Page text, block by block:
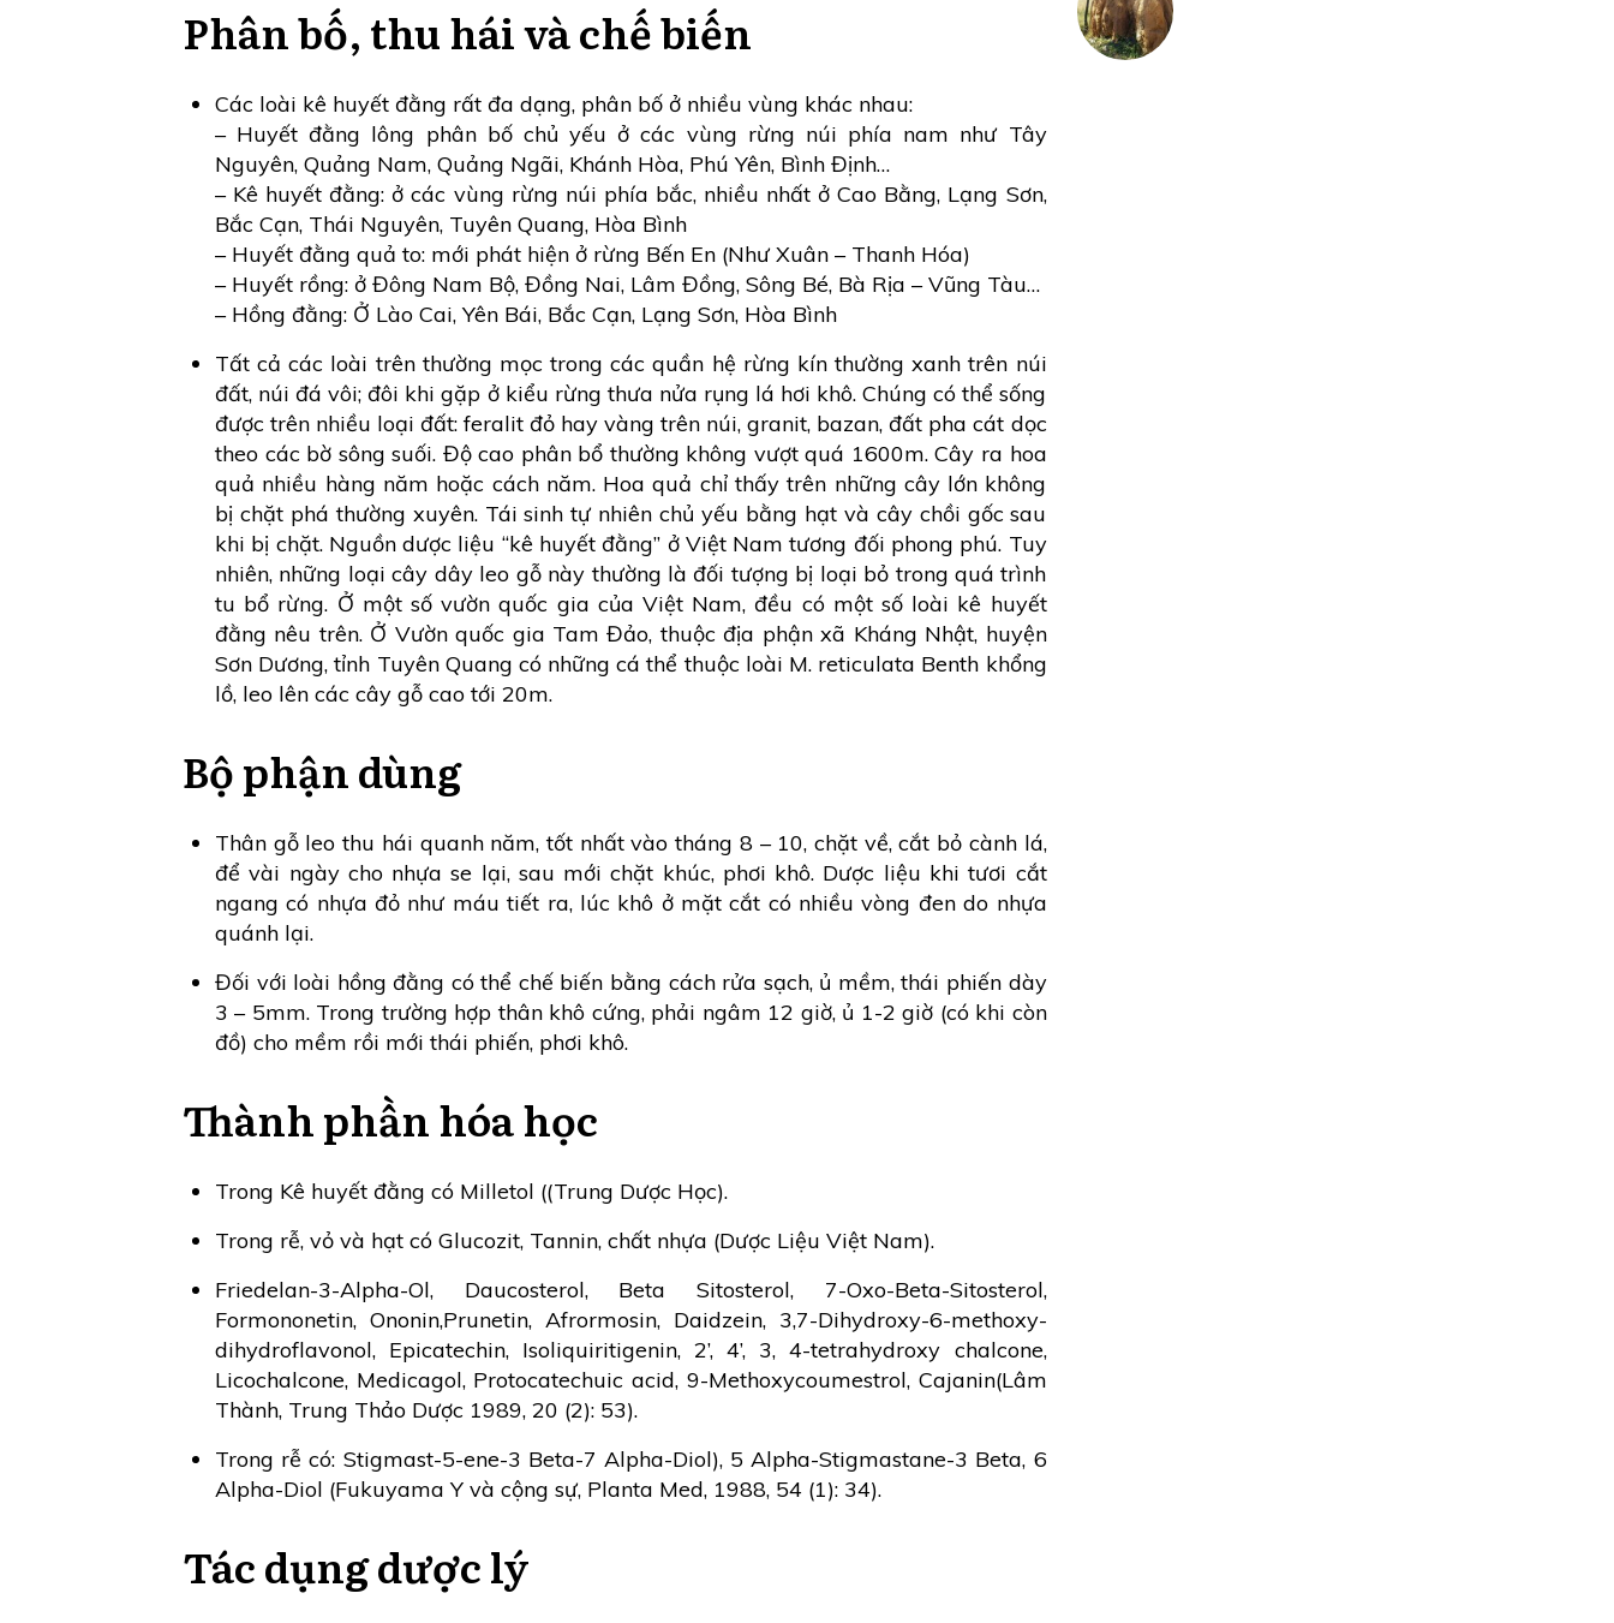
Phân bố, thu hái và chế biến
Các loài kê huyết đằng rất đa dạng, phân bố ở nhiều vùng khác nhau:
– Huyết đằng lông phân bố chủ yếu ở các vùng rừng núi phía nam như Tây
Nguyên, Quảng Nam, Quảng Ngãi, Khánh Hòa, Phú Yên, Bình Định…
– Kê huyết đằng: ở các vùng rừng núi phía bắc, nhiều nhất ở Cao Bằng, Lạng Sơn,
Bắc Cạn, Thái Nguyên, Tuyên Quang, Hòa Bình
– Huyết đằng quả to: mới phát hiện ở rừng Bến En (Như Xuân – Thanh Hóa)
– Huyết rồng: ở Đông Nam Bộ, Đồng Nai, Lâm Đồng, Sông Bé, Bà Rịa – Vũng Tàu…
– Hồng đằng: Ở Lào Cai, Yên Bái, Bắc Cạn, Lạng Sơn, Hòa Bình
Tất cả các loài trên thường mọc trong các quần hệ rừng kín thường xanh trên núi
đất, núi đá vôi; đôi khi gặp ở kiểu rừng thưa nửa rụng lá hơi khô. Chúng có thể sống
được trên nhiều loại đất: feralit đỏ hay vàng trên núi, granit, bazan, đất pha cát dọc
theo các bờ sông suối. Độ cao phân bổ thường không vượt quá 1600m. Cây ra hoa
quả nhiều hàng năm hoặc cách năm. Hoa quả chỉ thấy trên những cây lớn không
bị chặt phá thường xuyên. Tái sinh tự nhiên chủ yếu bằng hạt và cây chồi gốc sau
khi bị chặt. Nguồn dược liệu “kê huyết đằng” ở Việt Nam tương đối phong phú. Tuy
nhiên, những loại cây dây leo gỗ này thường là đối tượng bị loại bỏ trong quá trình
tu bổ rừng. Ở một số vườn quốc gia của Việt Nam, đều có một số loài kê huyết
đằng nêu trên. Ở Vườn quốc gia Tam Đảo, thuộc địa phận xã Kháng Nhật, huyện
Sơn Dương, tỉnh Tuyên Quang có những cá thể thuộc loài M. reticulata Benth khổng
lồ, leo lên các cây gỗ cao tới 20m.
Bộ phận dùng
Thân gỗ leo thu hái quanh năm, tốt nhất vào tháng 8 – 10, chặt về, cắt bỏ cành lá,
để vài ngày cho nhựa se lại, sau mới chặt khúc, phơi khô. Dược liệu khi tươi cắt
ngang có nhựa đỏ như máu tiết ra, lúc khô ở mặt cắt có nhiều vòng đen do nhựa
quánh lại.
Đối với loài hồng đằng có thể chế biến bằng cách rửa sạch, ủ mềm, thái phiến dày
3 – 5mm. Trong trường hợp thân khô cứng, phải ngâm 12 giờ, ủ 1-2 giờ (có khi còn
đồ) cho mềm rồi mới thái phiến, phơi khô.
Thành phần hóa học
Trong Kê huyết đằng có Milletol ((Trung Dược Học).
Trong rễ, vỏ và hạt có Glucozit, Tannin, chất nhựa (Dược Liệu Việt Nam).
Friedelan-3-Alpha-Ol, Daucosterol, Beta Sitosterol, 7-Oxo-Beta-Sitosterol,
Formononetin, Ononin,Prunetin, Afrormosin, Daidzein, 3,7-Dihydroxy-6-methoxy-
dihydroflavonol, Epicatechin, Isoliquiritigenin, 2’, 4’, 3, 4-tetrahydroxy chalcone,
Licochalcone, Medicagol, Protocatechuic acid, 9-Methoxycoumestrol, Cajanin(Lâm
Thành, Trung Thảo Dược 1989, 20 (2): 53).
Trong rễ có: Stigmast-5-ene-3 Beta-7 Alpha-Diol), 5 Alpha-Stigmastane-3 Beta, 6
Alpha-Diol (Fukuyama Y và cộng sự, Planta Med, 1988, 54 (1): 34).
Tác dụng dược lý